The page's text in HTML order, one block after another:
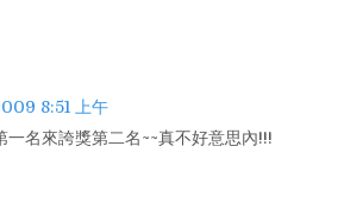
8:51 上午
一名來誇獎第二名~~真不好意思內!!!